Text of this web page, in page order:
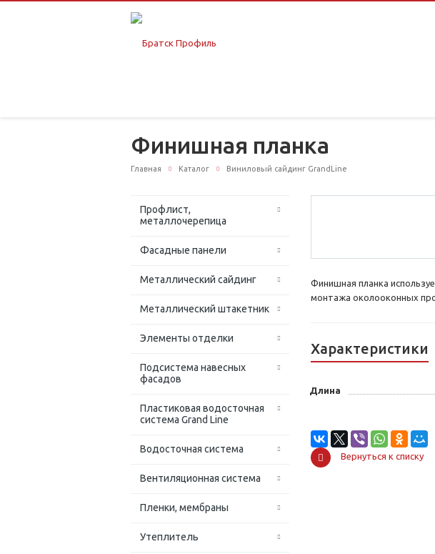
Финишная планка
Главная Каталог Виниловый сайдинг GrandLine
Профлист,
металлочерепица
Фасадные панели
Металлический сайдинг
Металлический штакетник
Элементы отделки
Подсистема навесных
фасадов
Пластиковая водосточная
система Grand Line
Водосточная система
Вентиляционная система
Пленки, мембраны
Утеплитель
Финишная планка
монтажа околооконных
Характеристики
Длина
Вернуться к списку